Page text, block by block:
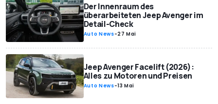
Der Innenraum des
überarbeiteten Jeep Avenger im
Detail-Check
Auto News-27 Mai
Jeep Avenger Facelift (2026):
Alles zu Motoren und Preisen
Auto News-13 Mai